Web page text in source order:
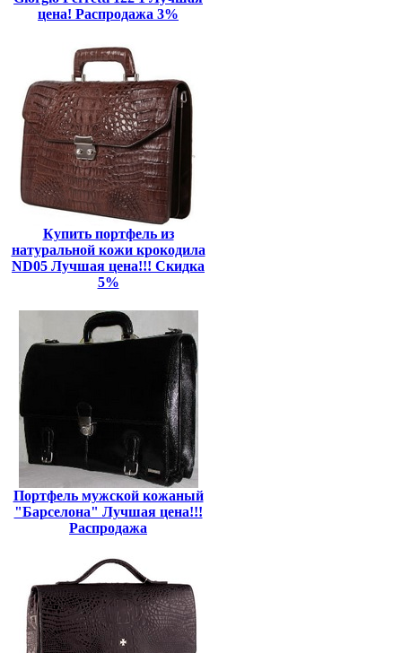
цена! Распродажа 3%
Купить портфель из
натуральной кожи крокодила
ND05 Лучшая цена!!! Скидка
5%
Портфель мужской кожаный
"Барселона" Лучшая цена!!!
Распродажа